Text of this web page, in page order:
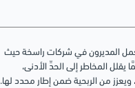
يعمل المديرون في شركات راسخة حيث
يقلل المخاطر إلى الحدِّ الأدنى،
ويعزز من الربحية ضمن إطار محدد لها.